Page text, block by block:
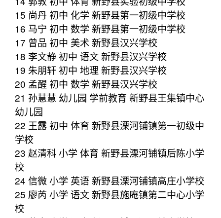
15 尚丹 初中 化学 新野县第一初级中学校
16 马宁 初中 数学 新野县第一初级中学校
17 曾品 初中 美术 新野县汉兴学校
18 李文静 初中 语文 新野县汉兴学校
19 朱朋轩 初中 地理 新野县汉兴学校
20 孟醒 初中 数学 新野县汉兴学校
21 孙慧慧 幼儿园 学前教育 新野县王集镇中心
幼儿园
22 王露 初中 体育 新野县溧河铺镇第一初级中
学校
23 赵清科 小学 体育 新野县溧河铺镇后陈小学
校
24 信微 小学 英语 新野县溧河铺镇高庄小学校
25 廖芮 小学 语文 新野县施庵镇第二中心小学
校